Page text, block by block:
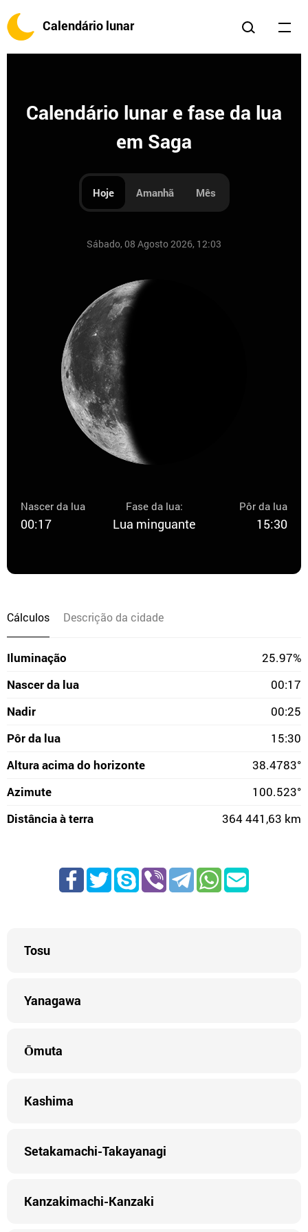
Calendário lunar
Calendário lunar e fase da lua
em Saga
Hoje Amanhã Mês
Sábado, 08 Agosto 2026, 12:03
Nascer da lua
00:17
Fase da lua:
Lua minguante
Pôr da lua
15:30
Cálculos Descrição da cidade
Iluminação
25.97%
Nascer da lua
00:17
Nadir
00:25
Pôr da lua
15:30
Altura acima do horizonte
38.4783°
Azimute
100.523°
Distância à terra
364 441,63 km
Tosu
Yanagawa
Ōmuta
Kashima
Setakamachi-Takayanagi
Kanzakimachi-Kanzaki